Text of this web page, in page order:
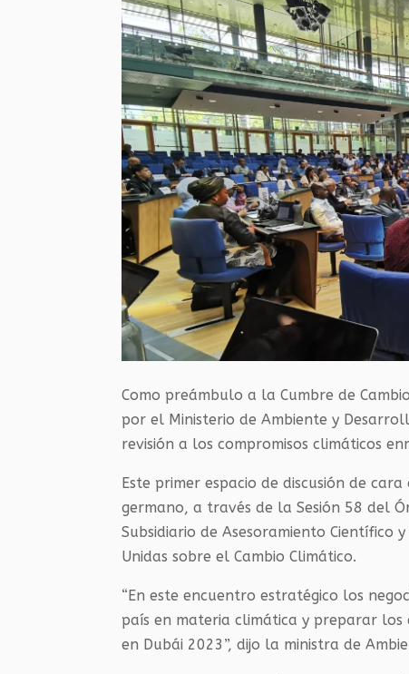
Como preámbulo a la Cumbre de
por el Ministerio de Ambiente y
revisión a los compromisos climáticos
Este primer espacio de discusión de
germano, a través de la Sesión 58 del
Subsidiario de Asesoramiento Científico
Unidas sobre el Cambio Climático.
“En este encuentro estratégico los
país en materia climática y preparar
en Dubái 2023”, dijo la ministra de